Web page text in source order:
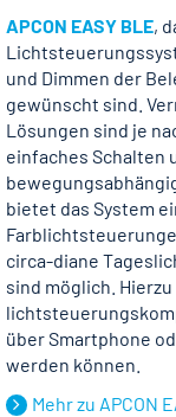
APCON EASY BLE,
und Dimmen der
gewünscht sind.
Lösungen sind je
einfaches Schalten
bietet das System
circa-diane
sind möglich.
über Smartphone
werden können.
Mehr zu APCON